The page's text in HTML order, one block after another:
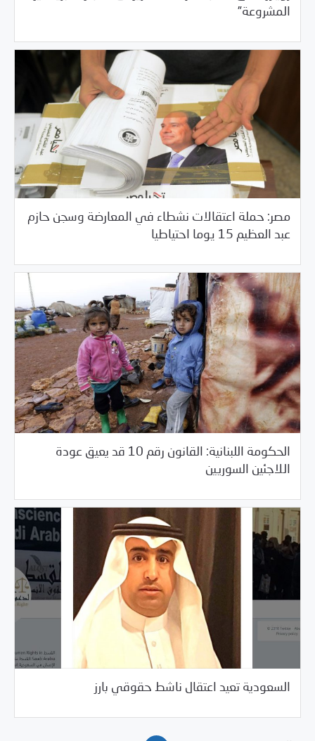
المشروعة”
مصر: حملة اعتقالات نشطاء في المعارضة وسجن حازم
عبد العظيم 15 يوما احتياطيا
05/29/2018 العالم العربي/خبر بارز
الحكومة اللبنانية: القانون رقم 10 قد يعيق عودة
اللاجئين السوريين
05/29/2018 العالم العربي/خبر بارز
السعودية تعيد اعتقال ناشط حقوقي بارز